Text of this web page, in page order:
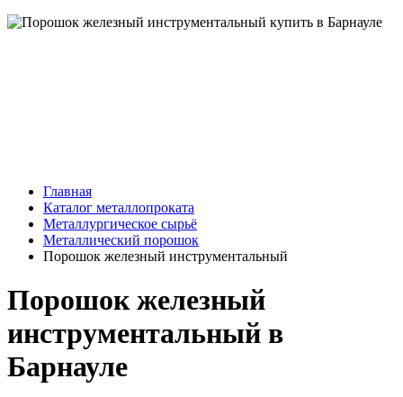
Главная
Каталог металлопроката
Металлургическое сырьё
Металлический порошок
Порошок железный инструментальный
Порошок железный
инструментальный в
Барнауле